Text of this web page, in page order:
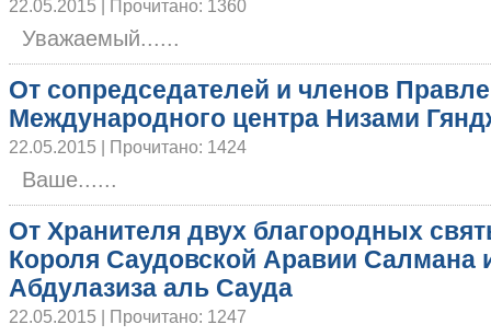
22.05.2015 | Прочитано: 1360
Уважаемый......
От сопредседателей и членов
Международного центра Низами
22.05.2015 | Прочитано: 1424
Ваше......
От Хранителя двух благородных
Короля Саудовской Аравии Салмана
Абдулазиза аль Сауда
22.05.2015 | Прочитано: 1247